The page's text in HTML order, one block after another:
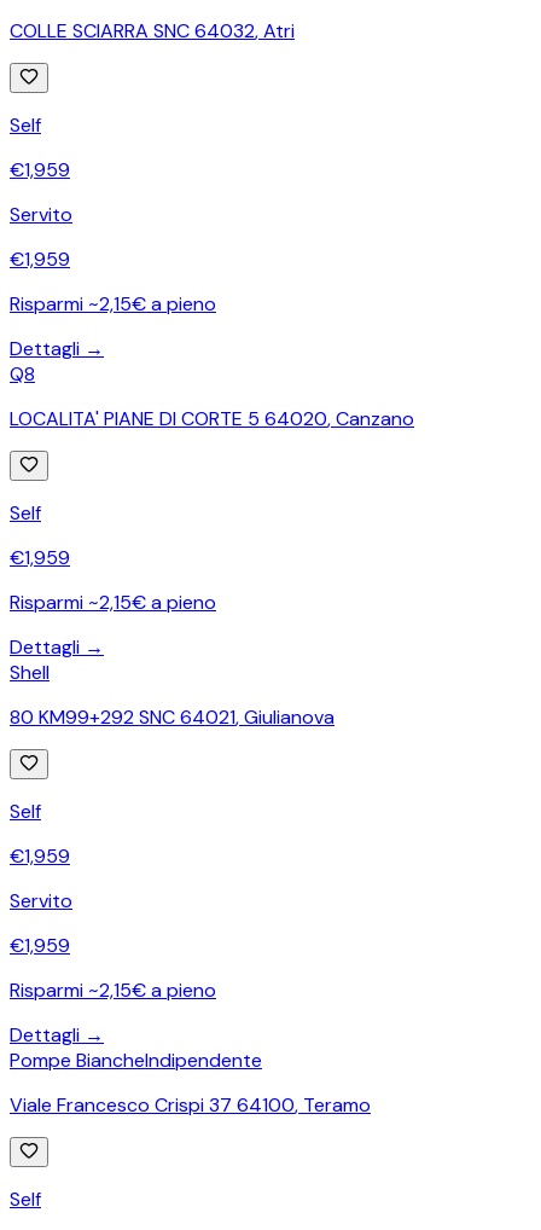
COLLE SCIARRA SNC 64032,Atri
Self
€1,959
Servito
€1,959
Risparmi ~2,15€ a pieno
Dettagli →
Q8
LOCALITA' PIANE DI CORTE 5 64020,Canzano
Self
€1,959
Risparmi ~2,15€ a pieno
Dettagli →
Shell
80 KM99+292 SNC 64021,Giulianova
Self
€1,959
Servito
€1,959
Risparmi ~2,15€ a pieno
Dettagli →
Pompe BiancheIndipendente
Viale Francesco Crispi 37 64100, Teramo
Self